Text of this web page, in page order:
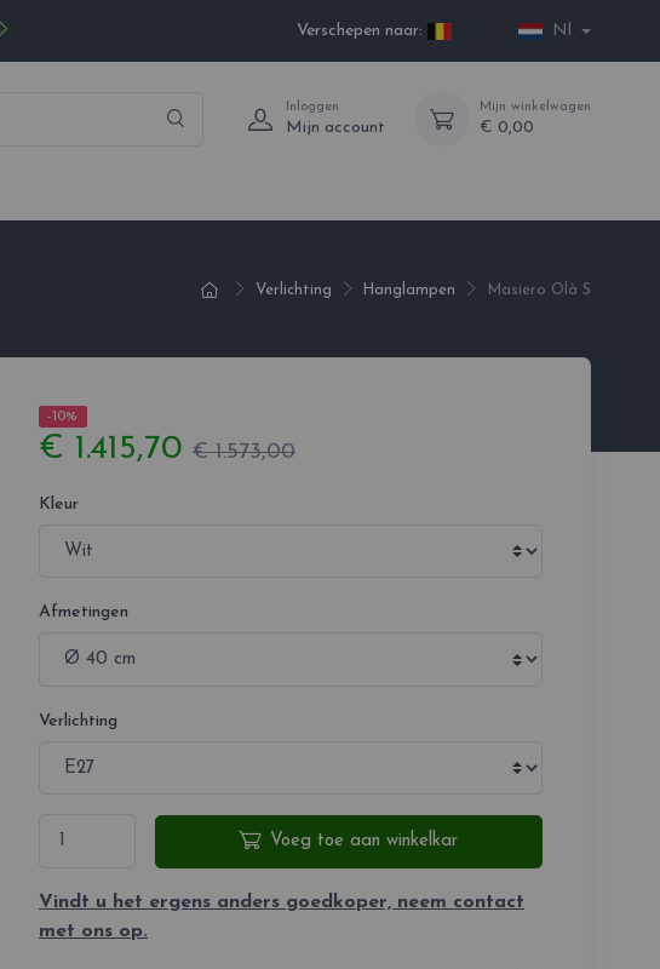
Verschepen naar: Nl
Inloggen
Mijn account
Mijn winkelwagen
€ 0,00
Verlichting Hanglampen Masiero Olà S
-10%
€ 1.415,70 € 1.573,00
Kleur
Afmetingen
Verlichting
Voeg toe aan winkelkar
Vindt u het ergens anders goedkoper, neem contact
met ons op.